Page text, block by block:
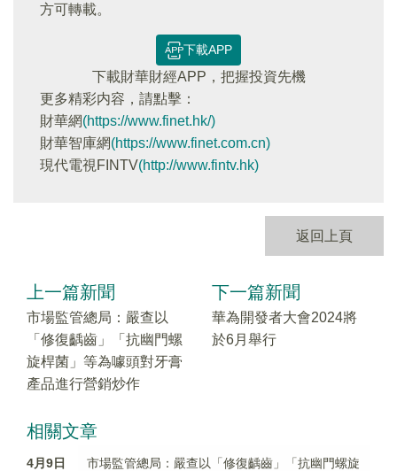
方可轉載。
下載APP
下載財華財經APP，把握投資先機
更多精彩内容，請點擊：
財華網(https://www.finet.hk/)
財華智庫網(https://www.finet.com.cn)
現代電視FINTV(http://www.fintv.hk)
返回上頁
上一篇新聞
市場監管總局：嚴查以
「修復齲齒」「抗幽門螺
旋桿菌」等為噱頭對牙膏
產品進行營銷炒作
下一篇新聞
華為開發者大會2024將
於6月舉行
相關文章
4月9日
市場監管總局：嚴查以「修復齲齒」「抗幽門螺旋